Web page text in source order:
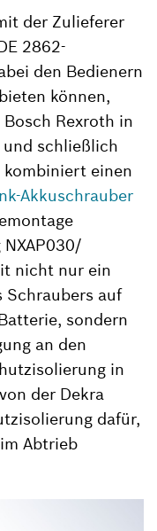
der Zulieferer
2862-
den Bedienern
können,
Rexroth in
schließlich
einen
Akkuschrauber
nicht nur ein
Schraubers auf
sondern
an den
in
der Dekra
dafür,
Abtrieb